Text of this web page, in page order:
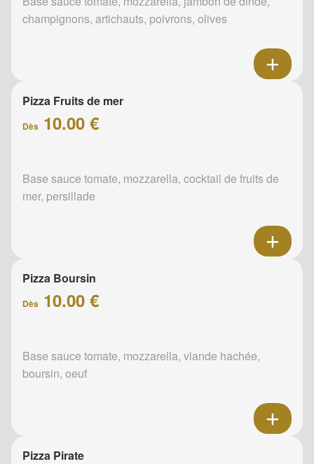
champignons, artichauts, poivrons, olives
Pizza Fruits de mer
Dès 10.00 €
Base sauce tomate, mozzarella, cocktail de fruits de
mer, persillade
Pizza Boursin
Dès 10.00 €
Base sauce tomate, mozzarella, viande hachée,
boursin, oeuf
Pizza Pirate